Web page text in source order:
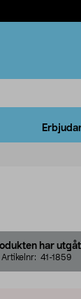
har
Artikelnr: 41-1859